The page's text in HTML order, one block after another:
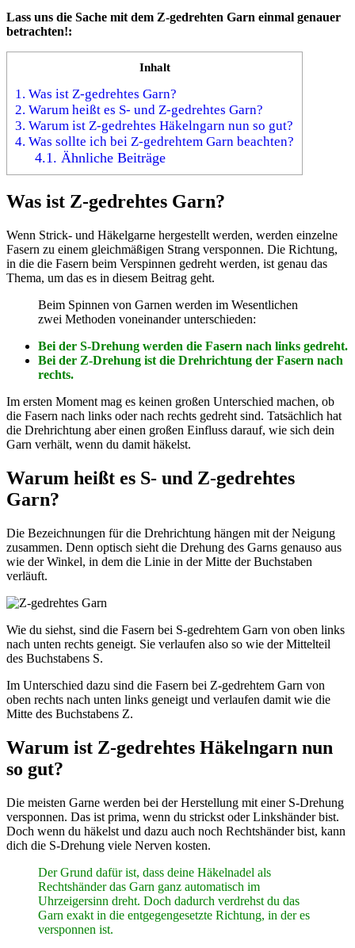
Lass uns die Sache mit dem Z-gedrehten Garn einmal genauer
betrachten!:
Inhalt
1. Was ist Z-gedrehtes Garn?
2. Warum heißt es S- und Z-gedrehtes Garn?
3. Warum ist Z-gedrehtes Häkelngarn nun so gut?
4. Was sollte ich bei Z-gedrehtem Garn beachten?
4.1. Ähnliche Beiträge
Was ist Z-gedrehtes Garn?
Wenn Strick- und Häkelgarne hergestellt werden, werden einzelne
Fasern zu einem gleichmäßigen Strang versponnen. Die Richtung,
in die die Fasern beim Verspinnen gedreht werden, ist genau das
Thema, um das es in diesem Beitrag geht.
Beim Spinnen von Garnen werden im Wesentlichen
zwei Methoden voneinander unterschieden:
Bei der S-Drehung werden die Fasern nach links gedreht.
Bei der Z-Drehung ist die Drehrichtung der Fasern nach
rechts.
Im ersten Moment mag es keinen großen Unterschied machen, ob
die Fasern nach links oder nach rechts gedreht sind. Tatsächlich hat
die Drehrichtung aber einen großen Einfluss darauf, wie sich dein
Garn verhält, wenn du damit häkelst.
Warum heißt es S- und Z-gedrehtes
Garn?
Die Bezeichnungen für die Drehrichtung hängen mit der Neigung
zusammen. Denn optisch sieht die Drehung des Garns genauso aus
wie der Winkel, in dem die Linie in der Mitte der Buchstaben
verläuft.
Wie du siehst, sind die Fasern bei S-gedrehtem Garn von oben links
nach unten rechts geneigt. Sie verlaufen also so wie der Mittelteil
des Buchstabens S.
Im Unterschied dazu sind die Fasern bei Z-gedrehtem Garn von
oben rechts nach unten links geneigt und verlaufen damit wie die
Mitte des Buchstabens Z.
Warum ist Z-gedrehtes Häkelngarn nun
so gut?
Die meisten Garne werden bei der Herstellung mit einer S-Drehung
versponnen. Das ist prima, wenn du strickst oder Linkshänder bist.
Doch wenn du häkelst und dazu auch noch Rechtshänder bist, kann
dich die S-Drehung viele Nerven kosten.
Der Grund dafür ist, dass deine Häkelnadel als
Rechtshänder das Garn ganz automatisch im
Uhrzeigersinn dreht. Doch dadurch verdrehst du das
Garn exakt in die entgegengesetzte Richtung, in der es
versponnen ist.